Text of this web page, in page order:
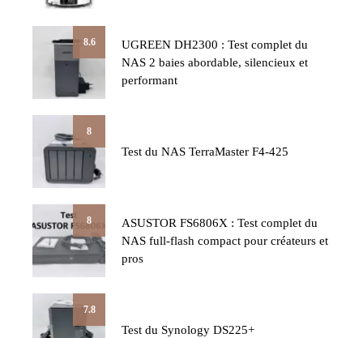
8.6
UGREEN DH2300 : Test complet du
NAS 2 baies abordable, silencieux et
performant
8
Test du NAS TerraMaster F4-425
8
ASUSTOR FS6806X : Test complet du
NAS full-flash compact pour créateurs et
pros
7.8
Test du Synology DS225+